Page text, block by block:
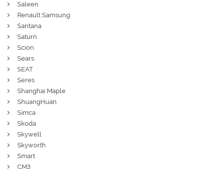
Saleen
Renault Samsung
Santana
Saturn
Scion
Sears
SEAT
Seres
Shanghai Maple
ShuangHuan
Simca
Skoda
Skywell
Skyworth
Smart
СМЗ